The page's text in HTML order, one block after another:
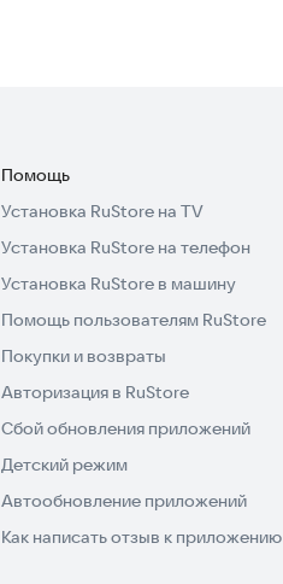
Помощь
Установка RuStore на TV
Установка RuStore на телефон
Установка RuStore в машину
Помощь пользователям RuStore
Покупки и возвраты
Авторизация в RuStore
Сбой обновления приложений
Детский режим
Автообновление приложений
Как написать отзыв к приложению